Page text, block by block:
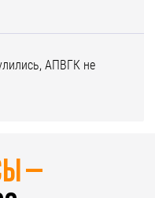
АПВГК не
–